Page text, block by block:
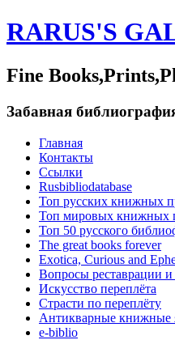
RARUS'S
Fine
Забавная
Главная
Контакты
Ссылки
Rusbibliodatabase
Топ русских книжных
Топ мировых книжных
Топ 50 русского
The great books forever
Exotica, Curious and
Вопросы реставрации и
Искусство переплёта
Страсти по переплёту
Антикварные книжные
e-biblio